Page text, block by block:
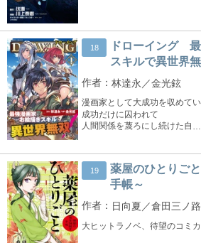
18
ドローイング
スキルで異世界
林達永／金光鉉
漫画家として大成功を収めてい
成功だけに囚われて
人間関係を蔑ろにし続けた自 …
19
薬屋のひとりご
手帳～
日向夏／倉田三ノ
大ヒットラノベ、待望のコミカ